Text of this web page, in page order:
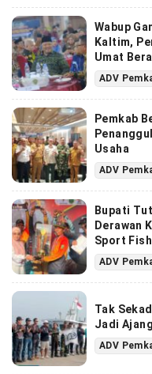
Wabup
Kaltim,
Umat
ADV
Pemkab
Usaha
ADV
Bupati
Derawan
Sport
ADV
Tak
Jadi
ADV